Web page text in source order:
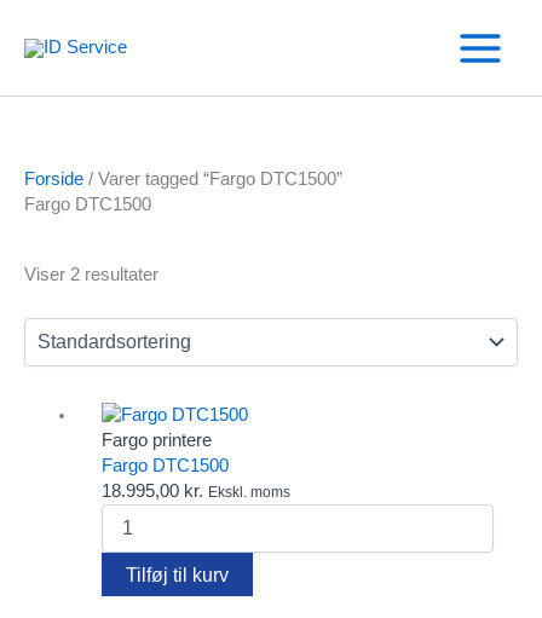
indholdet
Forside / Varer tagged “Fargo DTC1500”
Fargo DTC1500
Text search
Varekategorier
Andre RFID kortlæsere
Omnikey kortlæser
Salto
Clips
Diverse
Elatec RFID kortlæsere
Viser 2 resultater
Fargo printere
Fargo DTC1500
18.995,00 kr. Ekskl. moms
Fargo
DTC1500
antalTilføj til kurv